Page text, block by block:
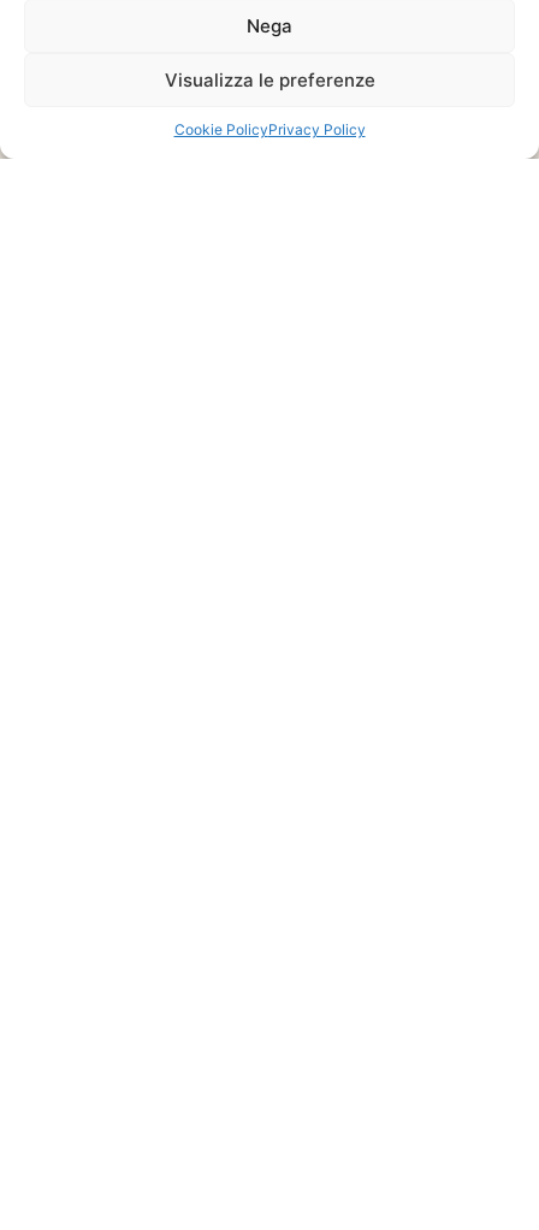
Nega
Visualizza le preferenze
Cookie PolicyPrivacy Policy